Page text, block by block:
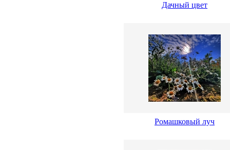
Дачный цвет
Ромашковый луч